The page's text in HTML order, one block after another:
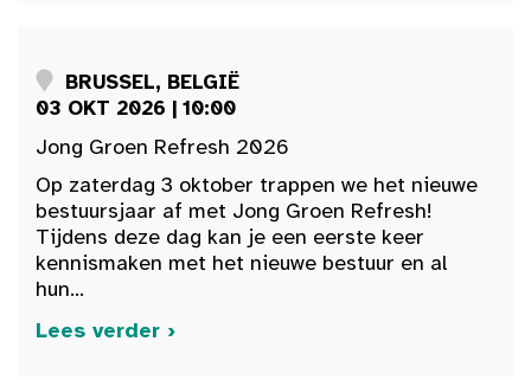
BRUSSEL, BELGIË
03 OKT 2026 | 10:00
Jong Groen Refresh 2026
Op zaterdag 3 oktober trappen we het nieuwe
bestuursjaar af met Jong Groen Refresh!
Tijdens deze dag kan je een eerste keer
kennismaken met het nieuwe bestuur en al
hun...
Lees verder ›